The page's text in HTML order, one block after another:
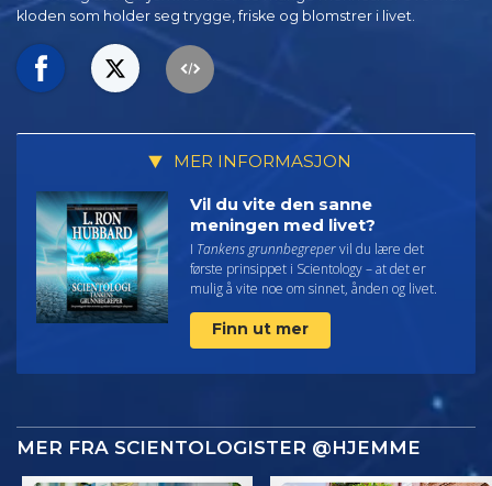
kloden som holder seg trygge, friske og blomstrer i livet.
MER INFORMASJON
Vil du vite den sanne
meningen med livet?
I Tankens grunnbegrepervil du lære det
første prinsippet i Scientology – at det er
mulig å vite noe om sinnet, ånden og livet.
Finn ut mer
MER FRA SCIENTOLOGISTER @HJEMME